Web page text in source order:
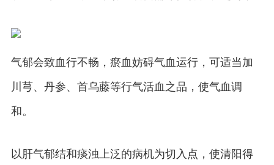
气郁会致血行不畅，瘀血妨碍气血运行，可适当加
川芎、丹参、首乌藤等行气活血之品，使气血调
和。
以肝气郁结和痰浊上泛的病机为切入点，使清阳得